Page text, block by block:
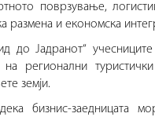
поврзување,
размена и економска
до Јадранот“
на регионални
земји.
бизнис-заедницата